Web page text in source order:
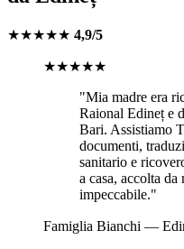
★★★★★ 4,9/5
★★★★★
"Mia madre era
Raional Edineț e
Bari. Assistiamo
documenti,
sanitario e
a casa, accolta
impeccabile."
Famiglia Bianchi —